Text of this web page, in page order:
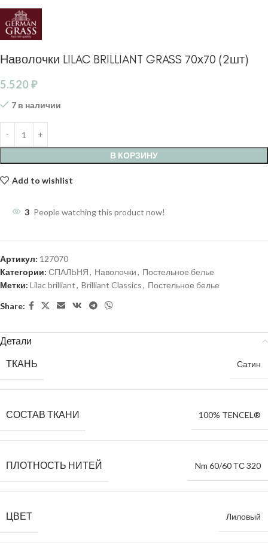
Наволочки LILAC BRILLIANT GRASS 70х70 (2шт)
5.520₽
7 в наличии
В КОРЗИНУ
Add to wishlist
3 People watching this product now!
Артикул: 127070
Категории: СПАЛЬНЯ, Наволочки, Постельное белье
Метки: Lilac brilliant, Brilliant Classics, Постельное белье
Share:
Детали
ТКАНЬ
Сатин
СОСТАВ ТКАНИ 100% TENCEL®
ПЛОТНОСТЬ НИТЕЙ Nm 60/60 ТС 320
ЦВЕТ Лиловый